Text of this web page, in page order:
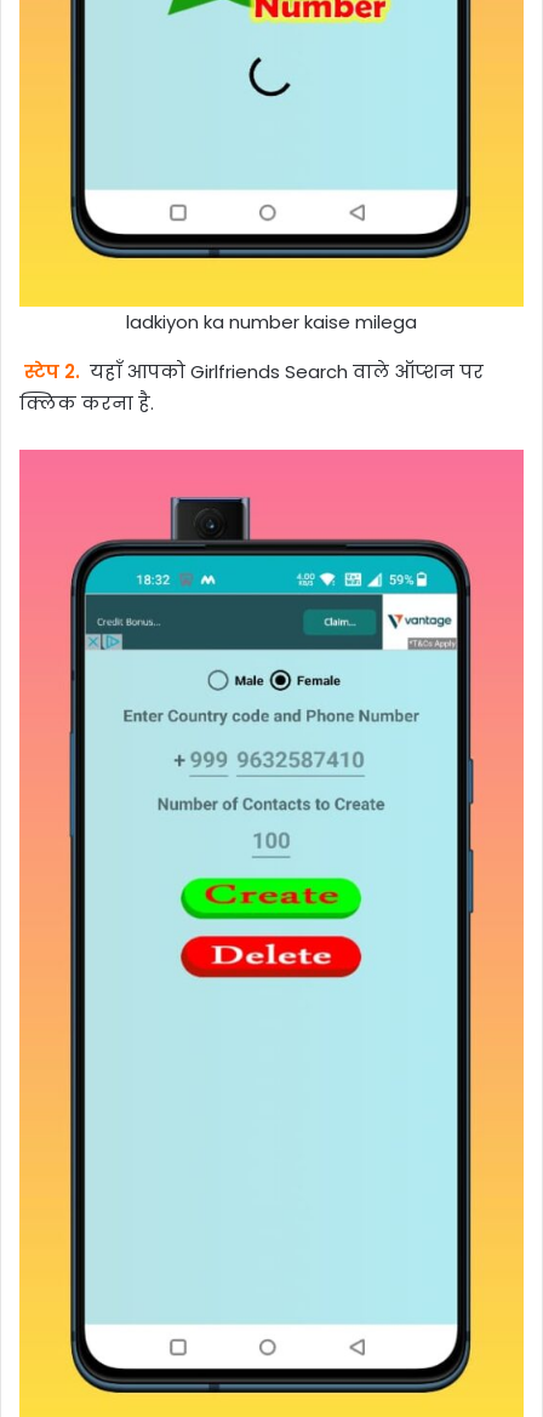
ladkiyon ka number kaise milega
स्टेप 2. यहाँ आपको Girlfriends Search वाले ऑप्शन पर
क्लिक करना है.